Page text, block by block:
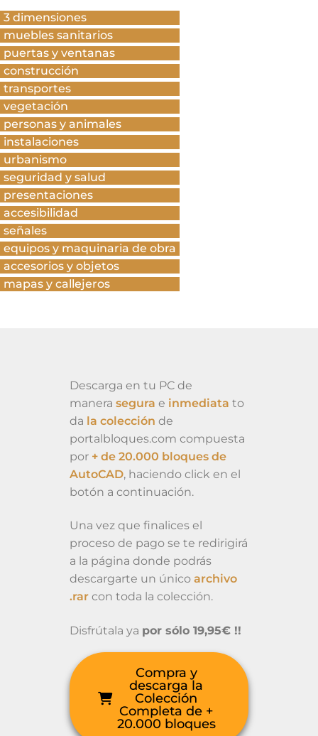
3 dimensiones
muebles sanitarios
puertas y ventanas
construcción
transportes
vegetación
personas y animales
instalaciones
urbanismo
seguridad y salud
presentaciones
accesibilidad
señales
equipos y maquinaria de obra
accesorios y objetos
mapas y callejeros
Descarga en tu PC de
manera segura e inmediata to
da la colección de
portalbloques.com compuesta
por + de 20.000 bloques de
AutoCAD, haciendo click en el
botón a continuación.
Una vez que finalices el
proceso de pago se te redirigirá
a la página donde podrás
descargarte un único archivo
.rar con toda la colección.
Disfrútala ya por sólo 19,95€ !!
Compra y
descarga la
Colección
Completa de +
20.000 bloques